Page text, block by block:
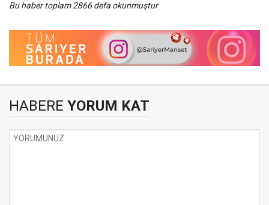
Bu haber toplam 2866 defa okunmuştur
HABERE YORUM KAT